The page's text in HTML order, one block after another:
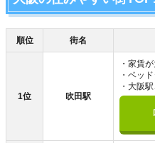
順位 街名
1位 吹田駅
・家賃
・ベッ
・大阪